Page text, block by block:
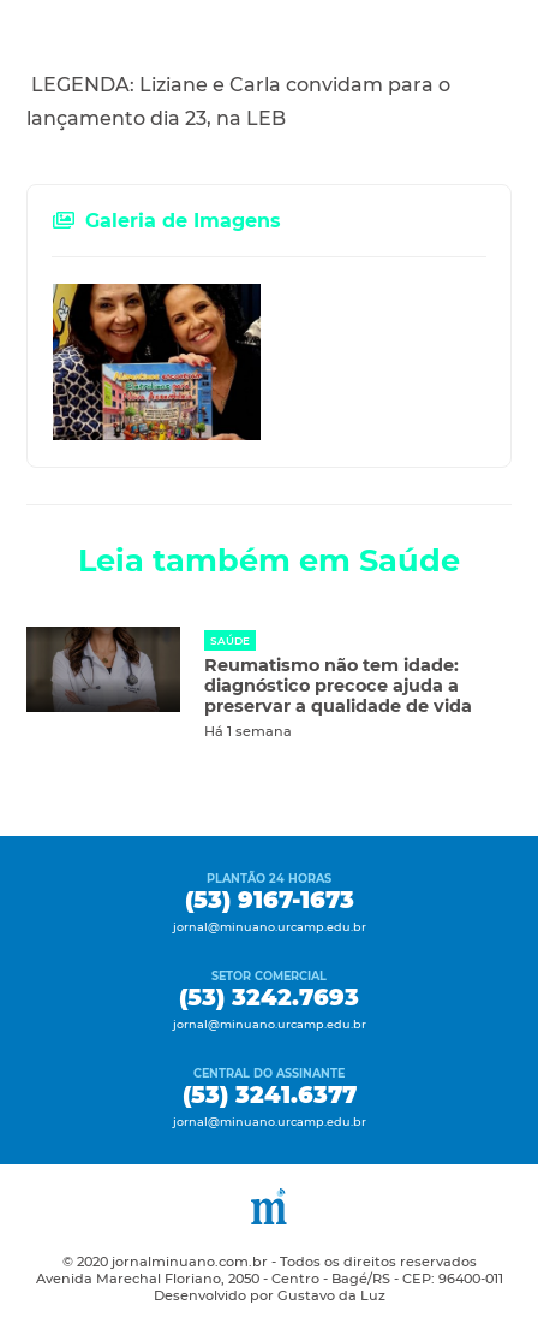
LEGENDA: Liziane e Carla convidam para o
lançamento dia 23, na LEB
Galeria de Imagens
Leia também em Saúde
SAÚDE
Reumatismo não tem idade:
diagnóstico precoce ajuda a
preservar a qualidade de vida
Há 1 semana
PLANTÃO 24 HORAS
(53) 9167-1673
jornal@minuano.urcamp.edu.br
SETOR COMERCIAL
(53) 3242.7693
jornal@minuano.urcamp.edu.br
CENTRAL DO ASSINANTE
(53) 3241.6377
jornal@minuano.urcamp.edu.br
© 2020 jornalminuano.com.br - Todos os direitos reservados
Avenida Marechal Floriano, 2050 - Centro - Bagé/RS - CEP: 96400-011
Desenvolvido por Gustavo da Luz